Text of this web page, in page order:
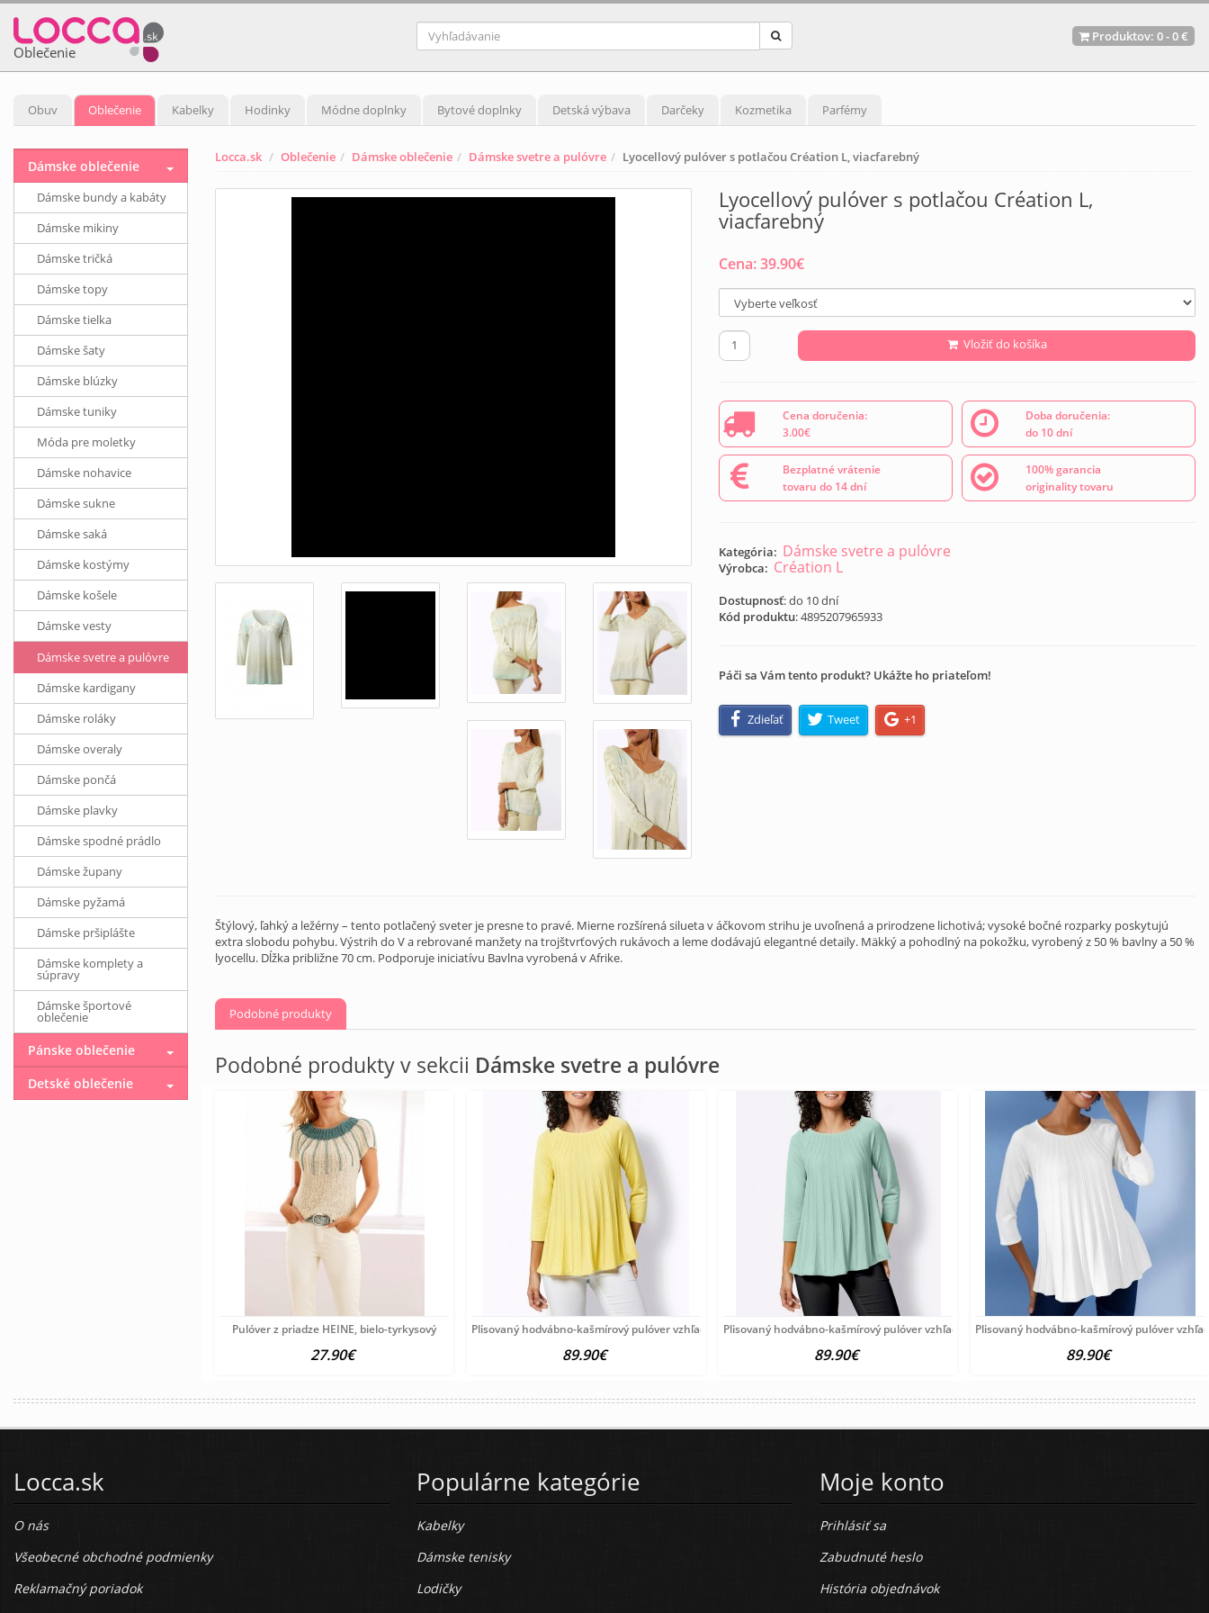
Oblečenie
Produktov: 0-0 €
Obuv Oblečenie Kabelky Hodinky Módne doplnky Bytové doplnky Detská výbava Darčeky Kozmetika Parfémy
Locca.sk Oblečenie Dámske oblečenie Dámske svetre a pulóvre Lyocellový pulóver s potlačou Création L, viacfarebný
Lyocellový pulóver s potlačou Création L,
viacfarebný
Cena:39.90€
Vložiť do košíka
Cena doručenia:
3.00€
Doba doručenia:
do 10 dní
Bezplatné vrátenie
tovaru do 14 dní
100% garancia
originality tovaru
Kategória: Dámske svetre a pulóvre
Výrobca: Création L
Dostupnosť: do 10 dní
Kód produktu:4895207965933
Páči sa Vám tento produkt? Ukážte ho priateľom!
Zdieľať Tweet +1
Štýlový, ľahký a ležérny – tento potlačený sveter je presne to pravé. Mierne rozšírená silueta v áčkovom strihu je uvoľnená a prirodzene lichotivá; vysoké bočné rozparky poskytujú
extra slobodu pohybu. Výstrih do V a rebrované manžety na trojštvrťových rukávoch a leme dodávajú elegantné detaily. Mäkký a pohodlný na pokožku, vyrobený z 50 % bavlny a 50 %
lyocellu. Dĺžka približne 70 cm. Podporuje iniciatívu Bavlna vyrobená v Afrike.
Podobné produkty
Podobné produkty v sekcii Dámske svetre a pulóvre
Pulóver z priadze HEINE, bielo-tyrkysový
27.90€
Plisovaný hodvábno-kašmírový pulóver vzhľadom Création
89.90€
Plisovaný hodvábno-kašmírový pulóver vzhľadom Création
89.90€
Plisovaný hodvábno-kašmírový pulóver
89.90€
Dámske oblečenie
Dámske bundy a kabáty
Dámske mikiny
Dámske tričká
Dámske topy
Dámske tielka
Dámske šaty
Dámske blúzky
Dámske tuniky
Móda pre moletky
Dámske nohavice
Dámske sukne
Dámske saká
Dámske kostýmy
Dámske košele
Dámske vesty
Dámske svetre a pulóvre
Dámske kardigany
Dámske roláky
Dámske overaly
Dámske pončá
Dámske plavky
Dámske spodné prádlo
Dámske župany
Dámske pyžamá
Dámske pršiplášte
Dámske komplety a
súpravy
Dámske športové
oblečenie
Pánske oblečenie
Detské oblečenie
Locca.sk
O nás
Všeobecné obchodné podmienky
Reklamačný poriadok
Populárne kategórie
Kabelky
Dámske tenisky
Lodičky
Moje konto
Prihlásiť sa
Zabudnuté heslo
História objednávok